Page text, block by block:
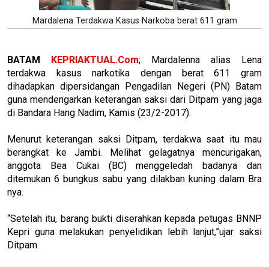
Mardalena Terdakwa Kasus Narkoba berat 611 gram
BATAM KEPRIAKTUAL.Com; Mardalenna alias Lena
terdakwa kasus narkotika dengan berat 611 gram
dihadapkan dipersidangan Pengadilan Negeri (PN) Batam
guna mendengarkan keterangan saksi dari Ditpam yang jaga
di Bandara Hang Nadim, Kamis (23/2-2017).
Menurut keterangan saksi Ditpam, terdakwa saat itu mau
berangkat ke Jambi. Melihat gelagatnya mencurigakan,
anggota Bea Cukai (BC) menggeledah badanya dan
ditemukan 6 bungkus sabu yang dilakban kuning dalam Bra
nya.
“Setelah itu, barang bukti diserahkan kepada petugas BNNP
Kepri guna melakukan penyelidikan lebih lanjut,”ujar saksi
Ditpam.